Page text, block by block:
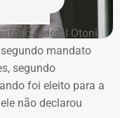
Ricardo Couto,
e amigos do
economia e da
ao
um legado construído
federal Otoni
mandato
segundo
foi eleito para a
não declarou